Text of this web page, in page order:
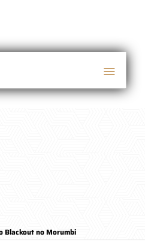
Blackout no Morumbi